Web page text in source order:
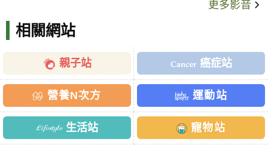
更多影音
相關網站
親子站 癌症站
營養N次方 運動站
生活站 寵物站